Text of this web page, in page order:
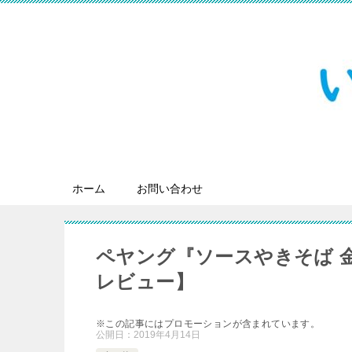
ホーム お問い合わせ
ペヤング『ソースやきそば
レビュー】
※この記事にはプロモーションが含まれています。
公開日： 2019年4月14日